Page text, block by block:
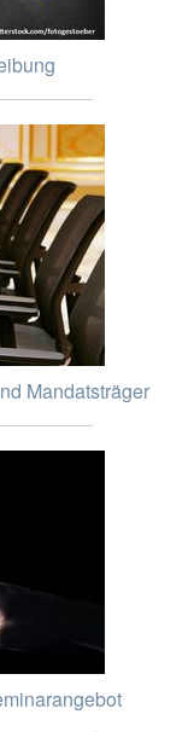
Mandatsträger